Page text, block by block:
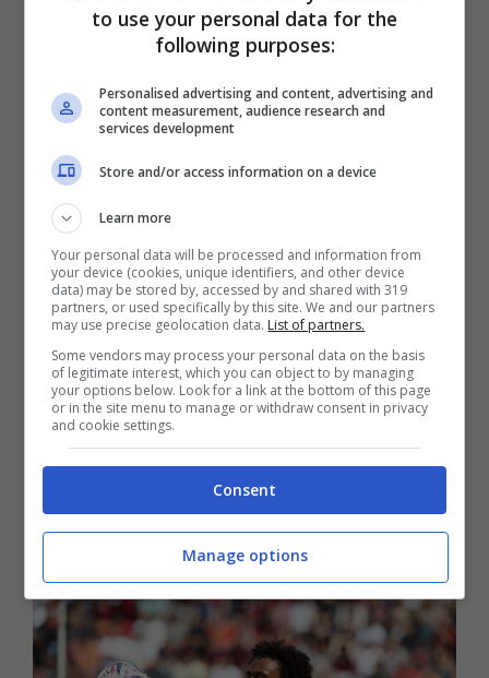
“Il Napoli pensa di avere una corsia
preferenziale per Romelu Lukaku. Gli azzurri
hanno fatto il massimo per convincere il
giocatore. Tutto, però, è legato al futuro di
Victor Osimhen. Il Milan gioca proprio su
questo, sul tempo. I rossoneri hanno la
necessità di chiudere per un attaccante e nei
prossimi giorni ci saranno delle novità.
Capiremo meglio se vorranno fare all in su
Lukaku oppure no. Intanto, per Zirkzee lo
United sta facendo sul serio ed è sempre più
forte sul giocatore che è in uscita dal
Bologna”.
to use your personal data for the
following purposes:
Personalised advertising and content, advertising and
content measurement, audience research and
services development
Store and/or access information on a device
Learn more
Your personal data will be processed and information from
your device (cookies, unique identifiers, and other device
data) may be stored by, accessed by and shared with 319
partners, or used specifically by this site. We and our partners
may use precise geolocation data. List of partners.
Some vendors may process your personal data on the basis
of legitimate interest, which you can object to by managing
your options below. Look for a link at the bottom of this page
or in the site menu to manage or withdraw consent in privacy
and cookie settings.
Consent
Manage options